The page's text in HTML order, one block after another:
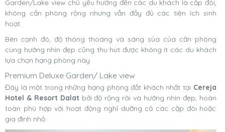
Garden/Lake view chủ yếu hướng đến các du khách là cặp đôi,
không cần phòng rộng nhưng vẫn đầy đủ các tiện ích sinh
hoạt.
Bên cạnh đó, độ thông thoáng và sáng sủa của căn phòng
cùng hướng nhìn đẹp cũng thu hút được không ít các du khách
lựa chọn hạng phòng này.
Premium Deluxe Garden/ Lake view
Đây là một trong những hạng phòng đắt khách nhất tại Cereja
Hotel & Resort Dalat bởi độ rộng rãi và hướng nhìn đẹp, hoàn
toàn phù hợp với hoạt động nghỉ dưỡng cả các cặp đôi hoặc
gia đình nhỏ.